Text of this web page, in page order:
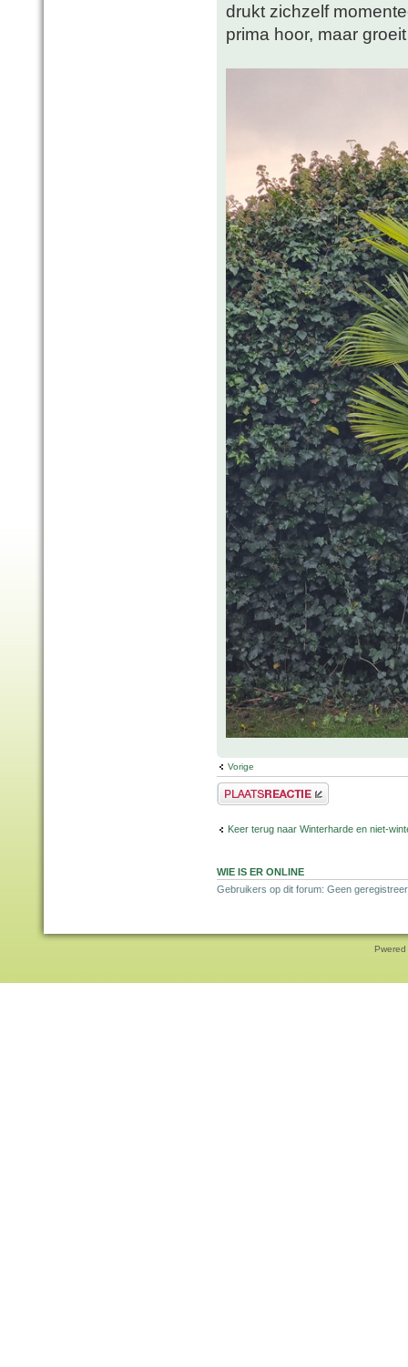
drukt zichzelf
prima hoor, maar
Vorige
Plaats een reactie
Keer terug naar Winterharde en niet-
WIE IS ER ONLINE
Gebruikers op dit forum: Geen